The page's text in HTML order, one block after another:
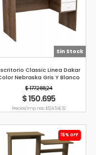
Sin Stock
Classic Linea Dakar
Nebraska Gris Y Blanco
Mosconi
$ 177.288,24
$ 150.695
Precio s/imp. nac. $ 124.541,32
15% OFF